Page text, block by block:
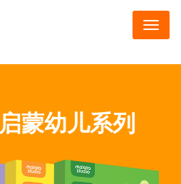
主
容
蒙幼儿系列